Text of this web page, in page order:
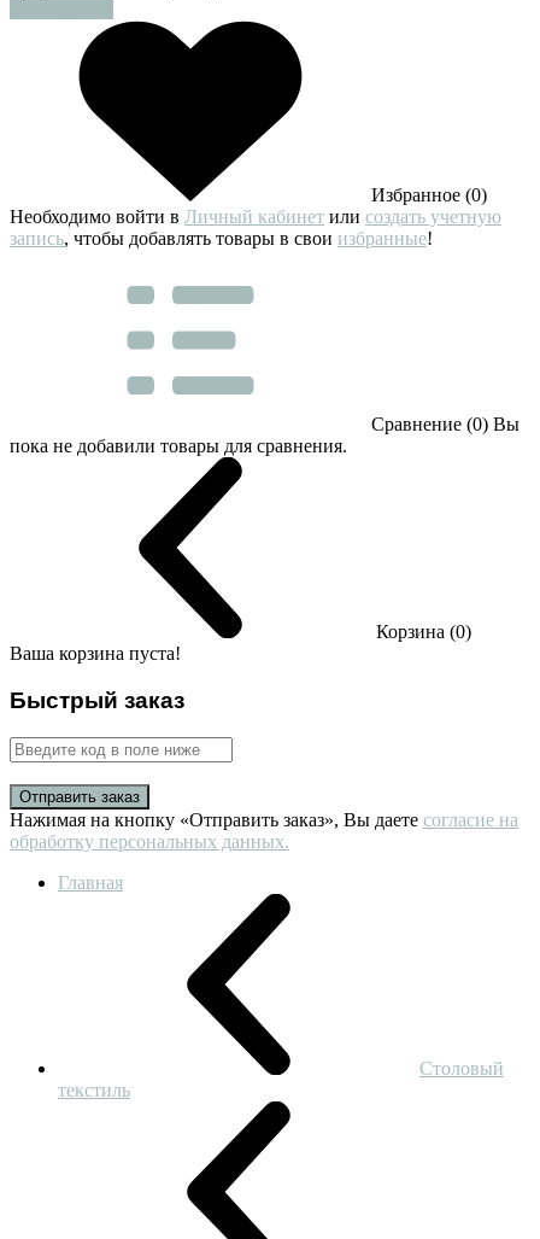
Избранное (0)
Необходимо войти в Личный кабинет или создать учетную
запись, чтобы добавлять товары в свои избранные!
Сравнение (0) Вы
пока не добавили товары для сравнения.
Корзина (0)
Ваша корзина пуста!
Быстрый заказ
Отправить заказ
Нажимая на кнопку «Отправить заказ», Вы даете согласие на
обработку персональных данных.
Главная
Столовый
текстиль